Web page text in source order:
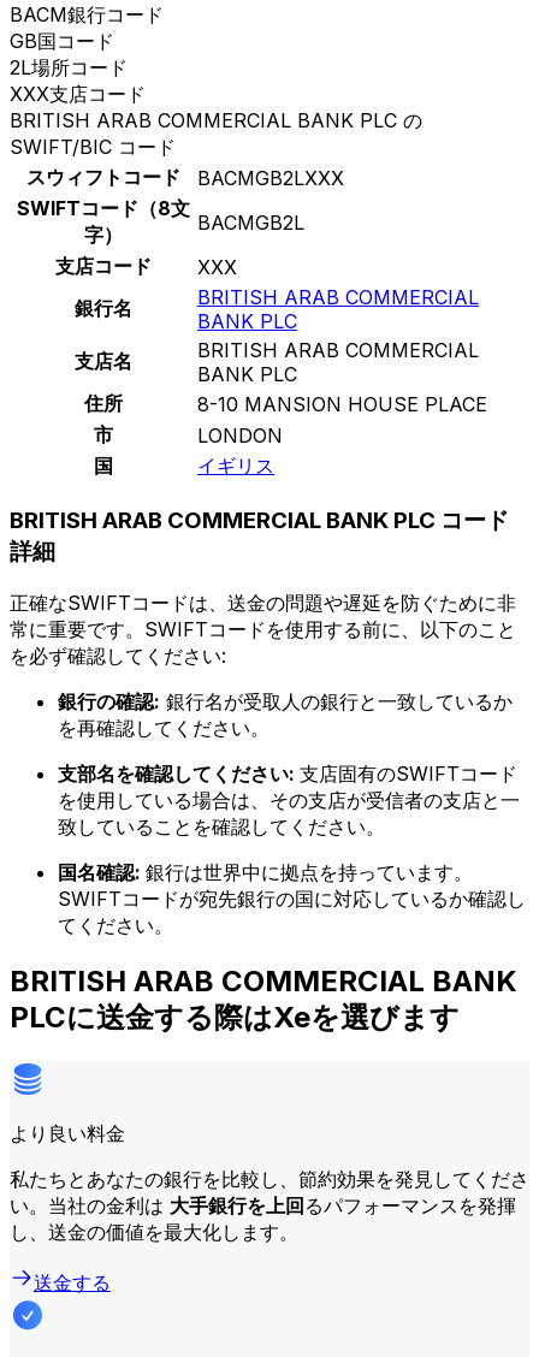
BACM銀行コード
GB国コード
2L場所コード
XXX支店コード
BRITISH ARAB COMMERCIAL BANK PLC の
SWIFT/BIC コード
スウィフトコード
BACMGB2LXXX
SWIFTコード（8文
字）
BACMGB2L
支店コード
XXX
銀行名
BRITISH ARAB COMMERCIAL
BANK PLC
支店名
BRITISH ARAB COMMERCIAL
BANK PLC
住所
8-10 MANSION HOUSE PLACE
市
LONDON
国
イギリス
BRITISH ARAB COMMERCIAL BANK PLC コード
詳細
正確なSWIFTコードは、送金の問題や遅延を防ぐために非
常に重要です。SWIFTコードを使用する前に、以下のこと
を必ず確認してください:
銀行の確認: 銀行名が受取人の銀行と一致しているか
を再確認してください。
支部名を確認してください: 支店固有のSWIFTコード
を使用している場合は、その支店が受信者の支店と一
致していることを確認してください。
国名確認: 銀行は世界中に拠点を持っています。
SWIFTコードが宛先銀行の国に対応しているか確認し
てください。
BRITISH ARAB COMMERCIAL BANK
PLCに送金する際はXeを選びます
より良い料金
私たちとあなたの銀行を比較し、節約効果を発見してくださ
い。当社の金利は 大手銀行を上回るパフォーマンスを発揮
し、送金の価値を最大化します。
送金する